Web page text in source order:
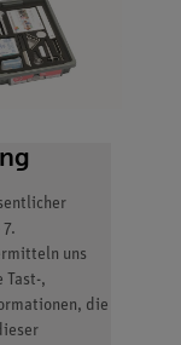
uns
Tast-,
die